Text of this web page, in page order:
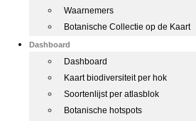
Waarnemers
Botanische Collectie op de Kaart
Dashboard
Dashboard
Kaart biodiversiteit per hok
Soortenlijst per atlasblok
Botanische hotspots